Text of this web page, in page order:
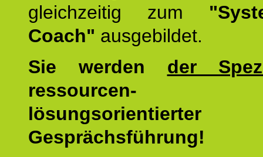
gleichzeitig zum
Coach" ausgebildet.
Sie werden der
lösungsorientierter
Gesprächsführung!